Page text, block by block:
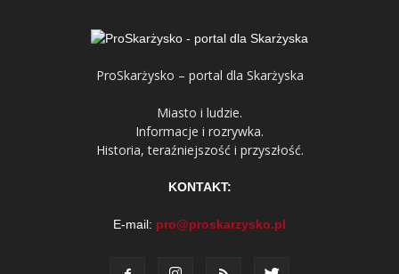
ProSkarżysko – portal dla Skarżyska
Miasto i ludzie.
Informacje i rozrywka.
Historia, teraźniejszość i przyszłość.
KONTAKT:
E-mail: pro@proskarzysko.pl